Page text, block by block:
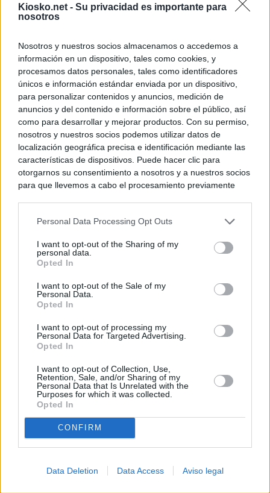
Kiosko.net - Su privacidad es importante para
nosotros
Nosotros y nuestros socios almacenamos o accedemos a
información en un dispositivo, tales como cookies, y
procesamos datos personales, tales como identificadores
únicos e información estándar enviada por un dispositivo,
para personalizar contenidos y anuncios, medición de
anuncios y del contenido e información sobre el público, así
como para desarrollar y mejorar productos. Con su permiso,
nosotros y nuestros socios podemos utilizar datos de
localización geográfica precisa e identificación mediante las
características de dispositivos. Puede hacer clic para
otorgarnos su consentimiento a nosotros y a nuestros socios
para que llevemos a cabo el procesamiento previamente
negar su consentimiento. Tenga en cuenta que algún
de su consentimiento, pero usted tiene el derecho de
rechazar tal procesamiento. Sus preferencias se aplicarán
cualquier momento entrando de nuevo en este sitio web o
visitando nuestra política de privacidad.
Personal Data Processing Opt Outs
I want to opt-out of the Sharing of my
personal data.
Opted In
I want to opt-out of the Sale of my
Personal Data.
Opted In
I want to opt-out of processing my
Personal Data for Targeted Advertising.
Opted In
I want to opt-out of Collection, Use,
Retention, Sale, and/or Sharing of my
Personal Data that Is Unrelated with the
Purposes for which it was collected.
Opted In
CONFIRM
Data Deletion Data Access Aviso legal